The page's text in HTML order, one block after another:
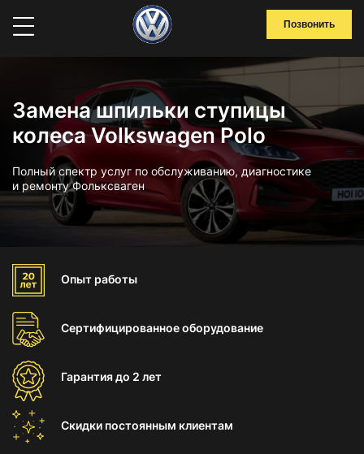
Позвонить
Замена шпильки ступицы
колеса Volkswagen Polo
Полный спектр услуг по обслуживанию, диагностике
и ремонту Фольксваген
Опыт работы
Сертифицированноеоборудование
Гарантиядо 2 лет
Скидки постоянным клиентам